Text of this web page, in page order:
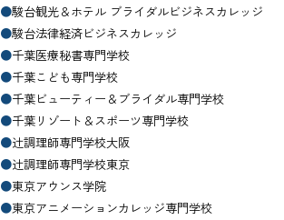
●駿台観光＆ホテル ブライダルビジネスカレッジ
●駿台法律経済ビジネスカレッジ
●千葉医療秘書専門学校
●千葉こども専門学校
●千葉ビューティー＆ブライダル専門学校
●千葉リゾート＆スポーツ専門学校
●辻調理師専門学校大阪
●辻調理師専門学校東京
●東京アウンス学院
●東京アニメーションカレッジ専門学校